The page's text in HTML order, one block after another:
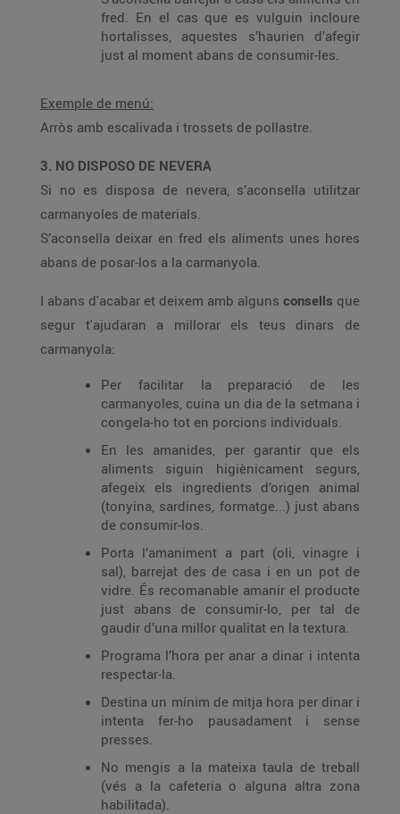
fred. En el cas que es vulguin incloure
hortalisses, aquestes s’haurien d’afegir
just al moment abans de consumir-les.
Exemple de menú:
Arròs amb escalivada i trossets de pollastre.
3. NO DISPOSO DE NEVERA
Si no es disposa de nevera, s’aconsella utilitzar
carmanyoles de materials.
S’aconsella deixar en fred els aliments unes hores
abans de posar-los a la carmanyola.
I abans d'acabar et deixem amb alguns consells que
segur t'ajudaran a millorar els teus dinars de
carmanyola:
Per facilitar la preparació de les
carmanyoles, cuina un dia de la setmana i
congela-ho tot en porcions individuals.
En les amanides, per garantir que els
aliments siguin higiènicament segurs,
afegeix els ingredients d’origen animal
(tonyina, sardines, formatge...) just abans
de consumir-los.
Porta l’amaniment a part (oli, vinagre i
sal), barrejat des de casa i en un pot de
vidre. És recomanable amanir el producte
just abans de consumir-lo, per tal de
gaudir d’una millor qualitat en la textura.
Programa l’hora per anar a dinar i intenta
respectar-la.
Destina un mínim de mitja hora per dinar i
intenta fer-ho pausadament i sense
presses.
No mengis a la mateixa taula de treball
(vés a la cafeteria o alguna altra zona
habilitada).